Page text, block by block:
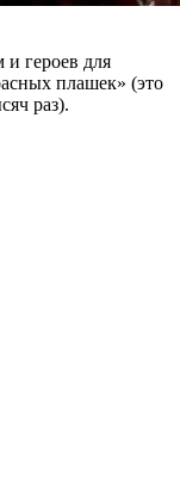
и героев для
плашек» (это
раз).